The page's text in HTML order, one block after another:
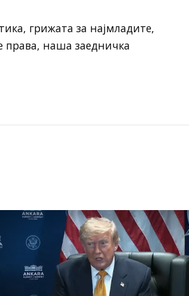
грижата за најмладите,
права, наша заедничка